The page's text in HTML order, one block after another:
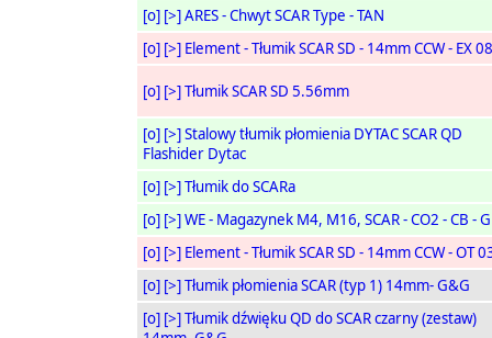
[o] [>]ARES - Chwyt SCAR Type - TAN
[o] [>] Element - Tłumik SCAR SD - 14mm CCW - EX
[o] [>]Tłumik SCAR SD 5.56mm
[o] [>]Stalowy tłumik płomienia DYTAC SCAR QD
Flashider Dytac
[o] [>]Tłumik do SCARa
[o] [>]WE - Magazynek M4, M16, SCAR - CO2 - CB -
[o] [>] Element - Tłumik SCAR SD - 14mm CCW - OT
[o] [>]Tłumik płomienia SCAR (typ 1) 14mm- G&G
[o] [>]Tłumik dźwięku QD do SCAR czarny (zestaw)